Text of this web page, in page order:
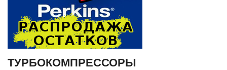
ТУРБОКОМПРЕССОРЫ